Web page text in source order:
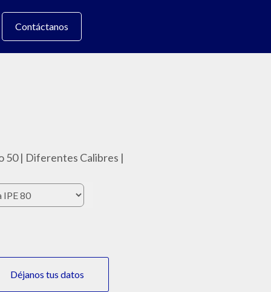
Contáctanos
50 | Diferentes Calibres |
Déjanos tus datos